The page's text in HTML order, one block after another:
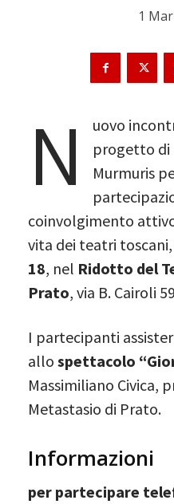
1
N uovo
progetto di
Murmuris
coinvolgimento
vita dei teatri toscani,
18, nel Ridotto del
Prato, via B. Cairoli
I partecipanti
allo spettacolo
Massimiliano Civica,
Metastasio di Prato.
Informazioni
per partecipare